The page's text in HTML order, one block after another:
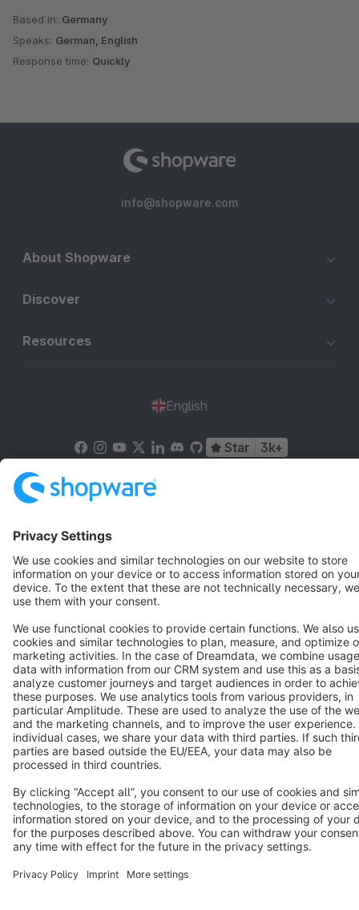
Based in: Germany
Speaks: German, English
Response time: Quickly
info@shopware.com
About Shopware
Discover
Resources
English
Star 3k+
Copyright © shopware AG - All rights reserved
Notice: * All prices are quoted net of the statutory value-added tax